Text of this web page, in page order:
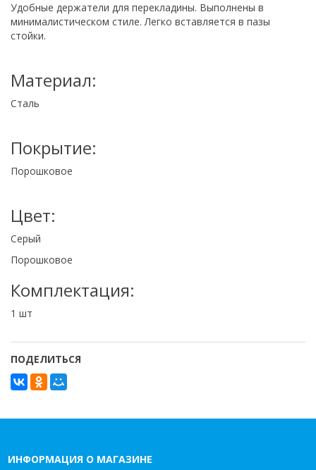
Удобные держатели для перекладины. Выполнены в
минималистическом стиле. Легко вставляется в пазы
стойки.
Материал:
Сталь
Покрытие:
Порошковое
Цвет:
Серый
Порошковое
Комплектация:
1 шт
ПОДЕЛИТЬСЯ
ИНФОРМАЦИЯ О МАГАЗИНЕ